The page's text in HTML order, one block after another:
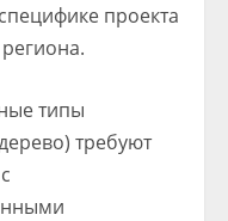
проекта
типы
требуют